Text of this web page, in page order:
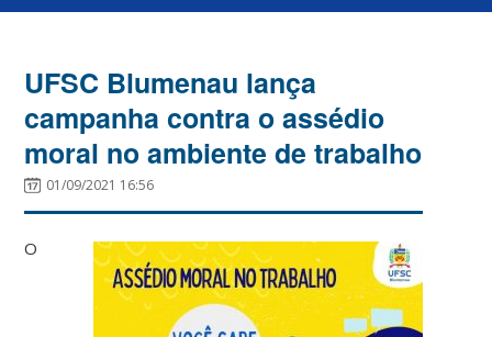
UFSC Blumenau lança
campanha contra o assédio
moral no ambiente de trabalho
01/09/2021 16:56
O